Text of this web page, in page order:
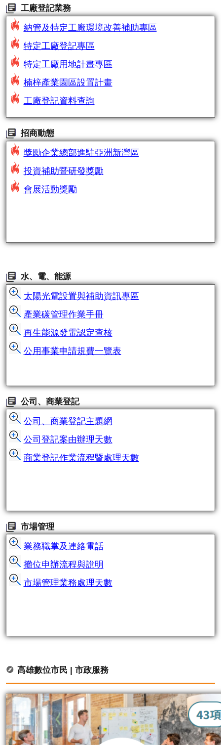
工廠登記業務
納管及特定工廠環境改善補助專區
特定工廠登記專區
特定工廠用地計畫專區
楠梓產業園區設置計畫
工廠登記資料查詢
招商動態
獎勵企業總部進駐亞洲新灣區
投資補助暨研發獎勵
會展活動獎勵
水、電、能源
太陽光電設置與補助資訊專區
產業碳管理作業手冊
再生能源發電認定查核
公用事業申請規費一覽表
公司、商業登記
公司、商業登記主題網
公司登記案由辦理天數
商業登記作業流程暨處理天數
市場管理
業務職掌及連絡電話
攤位申辦流程與說明
市場管理業務處理天數
高雄數位市民 | 市政服務